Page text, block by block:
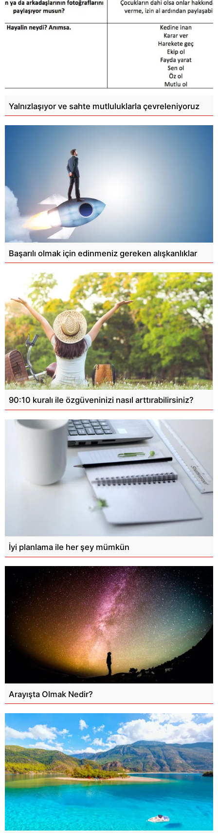
Yalnızlaşıyor ve sahte mutluluklarla çevreleniyoruz
Başarılı olmak için edinmeniz gereken alışkanlıklar
90:10 kuralı ile özgüveninizi nasıl arttırabilirsiniz?
İyi planlama ile her şey mümkün
Arayışta Olmak Nedir?